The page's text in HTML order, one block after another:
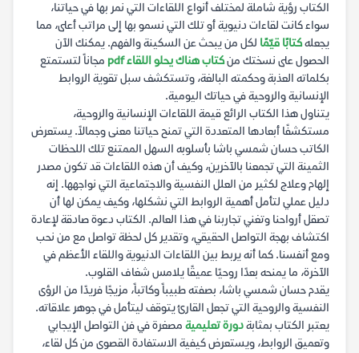
الكتاب رؤية شاملة لمختلف أنواع اللقاءات التي نمر بها في حياتنا،
سواء كانت لقاءات دنيوية أو تلك التي نسمو بها إلى مراتب أعلى، مما
يجعلهكتابًا قيّمًا لكل من يبحث عن السكينة والفهم. يمكنك الآن
الحصول على نسختك منكتاب هناك يحلو اللقاء pdf
مجاناً لتستمتع
بكلماته العذبة وحكمته البالغة، وتستكشف سبل تقوية الروابط
الإنسانية والروحية في حياتك اليومية.
يتناول هذا الكتاب الرائع قيمة اللقاءات الإنسانية والروحية،
مستكشفًا أبعادها المتعددة التي تمنح حياتنا معنى وجمالاً. يستعرض
الكاتب حسان شمسي باشا بأسلوبه السهل الممتنع تلك اللحظات
الثمينة التي تجمعنا بالآخرين، وكيف أن هذه اللقاءات قد تكون مصدر
إلهام وعلاج لكثير من العلل النفسية والاجتماعية التي نواجهها. إنه
دليل عملي لتأمل أهمية الروابط التي نشكلها، وكيف يمكن لها أن
تصقل أرواحنا وتغني تجاربنا في هذا العالم. الكتاب دعوة صادقة لإعادة
اكتشاف بهجة التواصل الحقيقي، وتقدير كل لحظة تواصل مع من نحب
ومع أنفسنا. كما أنه يربط بين اللقاءات الدنيوية واللقاء الأعظم في
الآخرة، ما يمنحه بعدًا روحيًا عميقًا يلامس شغاف القلوب.
يقدم حسان شمسي باشا، بصفته طبيباً وكاتباً، مزيجًا فريدًا من الرؤى
النفسية والروحية التي تجعل القارئ يتوقف ليتأمل في جوهر علاقاته.
يعتبر الكتاب بمثابةدورة تعليمية مصغرة في فن التواصل الإيجابي
وتعميق الروابط، ويستعرض كيفية الاستفادة القصوى من كل لقاء،